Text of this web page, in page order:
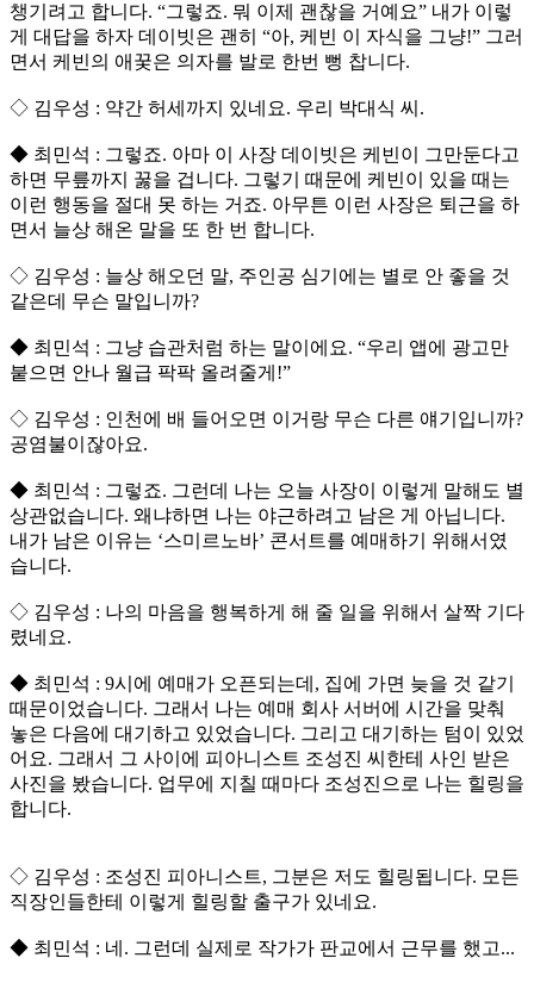
챙기려고 합니다. “그렇죠. 뭐 이제 괜찮을 거예요” 내가 이렇
게 대답을 하자 데이빗은 괜히 “아, 케빈 이 자식을 그냥!” 그러
면서 케빈의 애꿎은 의자를 발로 한번 뻥 찹니다.
◇ 김우성 : 약간 허세까지 있네요. 우리 박대식 씨.
◆ 최민석 : 그렇죠. 아마 이 사장 데이빗은 케빈이 그만둔다고
하면 무릎까지 꿇을 겁니다. 그렇기 때문에 케빈이 있을 때는
이런 행동을 절대 못 하는 거죠. 아무튼 이런 사장은 퇴근을 하
면서 늘상 해온 말을 또 한 번 합니다.
◇ 김우성 : 늘상 해오던 말, 주인공 심기에는 별로 안 좋을 것
같은데 무슨 말입니까?
◆ 최민석 : 그냥 습관처럼 하는 말이에요. “우리 앱에 광고만
붙으면 안나 월급 팍팍 올려줄게!”
◇ 김우성 : 인천에 배 들어오면 이거랑 무슨 다른 얘기입니까?
공염불이잖아요.
◆ 최민석 : 그렇죠. 그런데 나는 오늘 사장이 이렇게 말해도 별
상관없습니다. 왜냐하면 나는 야근하려고 남은 게 아닙니다.
내가 남은 이유는 ‘스미르노바’ 콘서트를 예매하기 위해서였
습니다.
◇ 김우성 : 나의 마음을 행복하게 해 줄 일을 위해서 살짝 기다
렸네요.
◆ 최민석 : 9시에 예매가 오픈되는데, 집에 가면 늦을 것 같기
때문이었습니다. 그래서 나는 예매 회사 서버에 시간을 맞춰
놓은 다음에 대기하고 있었습니다. 그리고 대기하는 텀이 있었
어요. 그래서 그 사이에 피아니스트 조성진 씨한테 사인 받은
사진을 봤습니다. 업무에 지칠 때마다 조성진으로 나는 힐링을
합니다.
◇ 김우성 : 조성진 피아니스트, 그분은 저도 힐링됩니다. 모든
직장인들한테 이렇게 힐링할 출구가 있네요.
◆ 최민석 : 네. 그런데 실제로 작가가 판교에서 근무를 했고...